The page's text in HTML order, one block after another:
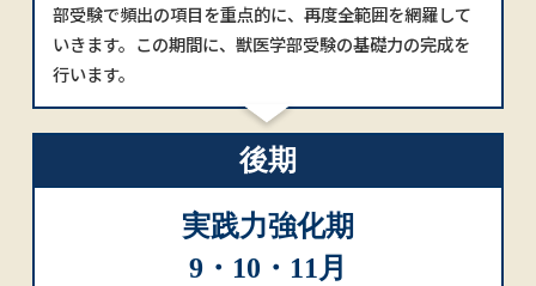
部受験で頻出の項目を重点的に、再度全範囲を網羅して
いきます。この期間に、獣医学部受験の基礎力の完成を
行います。
後期
実践力強化期
9・10・11月